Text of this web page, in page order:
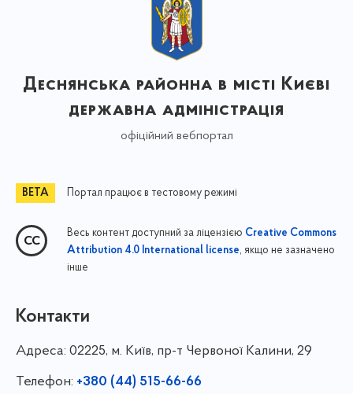
Деснянська районна в місті Києві
державна адміністрація
офіційний вебпортал
Портал працює в тестовому режимі
Весь контент доступний за ліцензією Creative Commons
Attribution 4.0 International license, якщо не зазначено
інше
Контакти
Адреса: 02225, м. Київ, пр-т Червоної Калини, 29
Телефон: +380 (44) 515-66-66